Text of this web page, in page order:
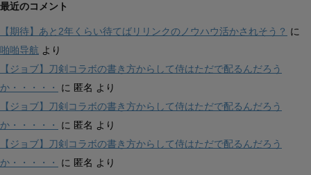
最近のコメント
【期待】あと2年くらい待てばリリンクのノウハウ活かされそう？ に
啪啪导航 より
【ジョブ】刀剣コラボの書き方からして侍はただで配るんだろう
か・・・・・
に 匿名 より
【ジョブ】刀剣コラボの書き方からして侍はただで配るんだろう
か・・・・・
に 匿名 より
【ジョブ】刀剣コラボの書き方からして侍はただで配るんだろう
か・・・・・
に 匿名 より